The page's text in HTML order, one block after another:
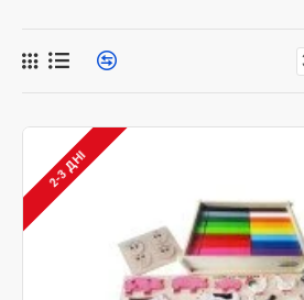
Матеріали Монтессорі для
розроблені посібники, які
як математика, біологія, історія,
продовжується навчання мов.
постійно переплітаються.
древніх людей, діти дізнаються про
Дитина у віці – дослідник.
2-3 ДНІ